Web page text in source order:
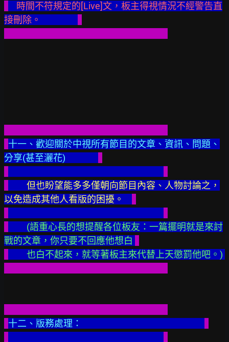
    時間不符規定的[Live]文，板主得視情況不經警告直
接刪除。
十一、歡迎關於中視所有節目的文章、資訊、問題、
分享(甚至灑花)
但也盼望能多多僅朝向節目內容、人物討論之，
以免造成其他人看版的困擾。
(語重心長的想提醒各位板友：一篇擺明就是來討
戰的文章，你只要不回應他想白
十二、版務處理：